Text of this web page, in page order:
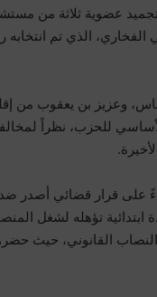
عضوية ثلاثة من
الذي تم انتخابه
وعزيز بن يعقوب من
يستند إلى المادة 95 من النظام الأساسي
على قرار قضائي أصدر
تؤهله لشغل